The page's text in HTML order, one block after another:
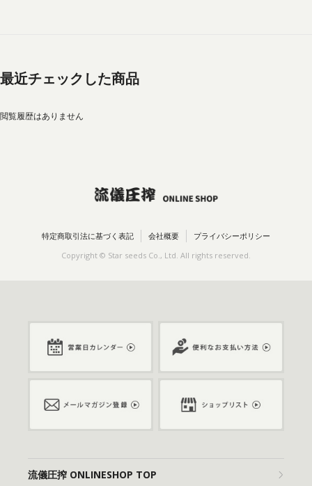
最近チェックした商品
閲覧履歴はありません
特定商取引法に基づく表記 会社概要 プライバシーポリシー
Copyright © Star seeds Co., Ltd. All rights reserved.
流儀圧搾 ONLINESHOP TOP